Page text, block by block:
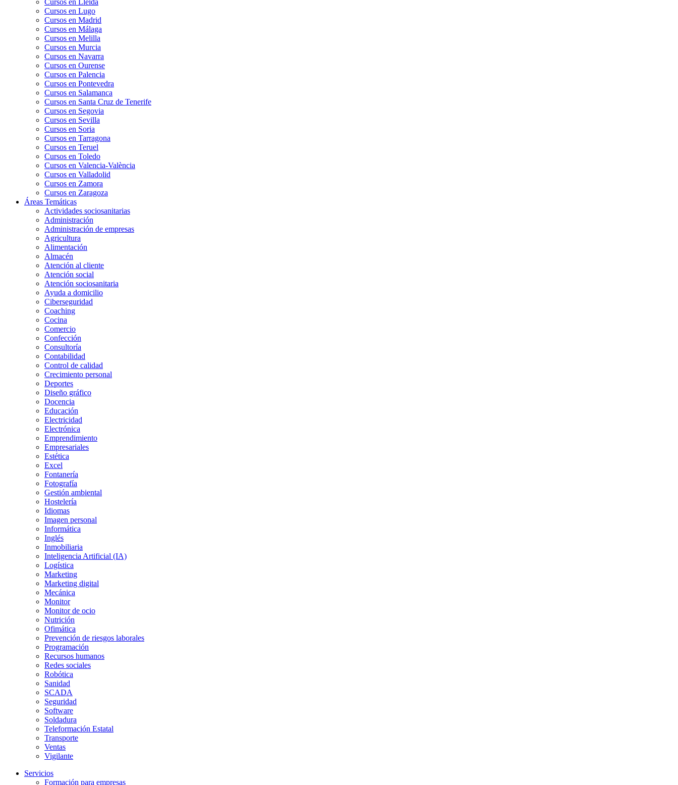
Cursos en Lleida
Cursos en Lugo
Cursos en Madrid
Cursos en Málaga
Cursos en Melilla
Cursos en Murcia
Cursos en Navarra
Cursos en Ourense
Cursos en Palencia
Cursos en Pontevedra
Cursos en Salamanca
Cursos en Santa Cruz de Tenerife
Cursos en Segovia
Cursos en Sevilla
Cursos en Soria
Cursos en Tarragona
Cursos en Teruel
Cursos en Toledo
Cursos en Valencia-València
Cursos en Valladolid
Cursos en Zamora
Cursos en Zaragoza
Áreas Temáticas
Actividades sociosanitarias
Administración
Administración de empresas
Agricultura
Alimentación
Almacén
Atención al cliente
Atención social
Atención sociosanitaria
Ayuda a domicilio
Ciberseguridad
Coaching
Cocina
Comercio
Confección
Consultoría
Contabilidad
Control de calidad
Crecimiento personal
Deportes
Diseño gráfico
Docencia
Educación
Electricidad
Electrónica
Emprendimiento
Empresariales
Estética
Excel
Fontanería
Fotografía
Gestión ambiental
Hostelería
Idiomas
Imagen personal
Informática
Inglés
Inmobiliaria
Inteligencia Artificial (IA)
Logística
Marketing
Marketing digital
Mecánica
Monitor
Monitor de ocio
Nutrición
Ofimática
Prevención de riesgos laborales
Programación
Recursos humanos
Redes sociales
Robótica
Sanidad
SCADA
Seguridad
Software
Soldadura
Teleformación Estatal
Transporte
Ventas
Vigilante
Servicios
Formación para empresas